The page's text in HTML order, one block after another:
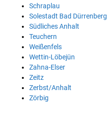
Schraplau
Solestadt Bad Dürrenberg
Südliches Anhalt
Teuchern
Weißenfels
Wettin-Löbejün
Zahna-Elser
Zeitz
Zerbst/Anhalt
Zörbig